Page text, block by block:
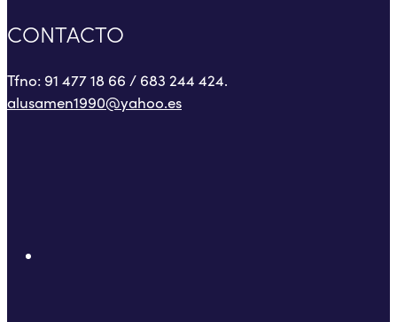
CONTACTO
Tfno: 91 477 18 66 / 683 244 424.
alusamen1990@yahoo.es